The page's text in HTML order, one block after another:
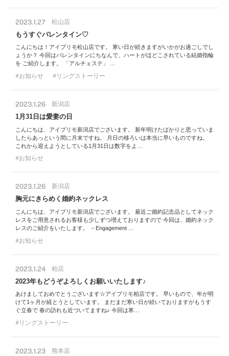
2023.1.27 松山店
もうすぐバレンタイン♡
こんにちは！アイプリモ松山店です。 寒い日が続きますがいかがお過ごしでし
ょうか？ 今回はバレンタインにちなんで、ハートがほどこされている結婚指輪
を ご紹介します。 「アルチェステ」 …
お知らせ リングストーリー
2023.1.26 新潟店
1月31日は愛妻の日
こんにちは、アイプリモ新潟店でございます。 新年明けたばかりと思っていま
したらあっという間に月末ですね。 月日の移ろいは本当に早いものですね。
これから迎えようとしている1月31日は数字をよ…
お知らせ
2023.1.26 新潟店
胸元にきらめく婚約ネックレス
こんにちは、アイプリモ新潟店でございます。 最近ご婚約記念品としてネック
レスをご用意されるお客様も少しずつ増えておりますので 今回は、婚約ネック
レスのご紹介をいたします。 －Engagement …
お知らせ
2023.1.24 柏店
2023年もどうぞよろしくお願いいたします♪
あけましておめでとうございます☆アイプリモ柏店です。 早いもので、年が明
けて1ヶ月が経とうとしています。 まだまだ寒い日が続いておりますがもうす
ぐ立春で 春の訪れも近づいてますね♪ 今回は寒…
リングストーリー
2023.1.23 熊本店